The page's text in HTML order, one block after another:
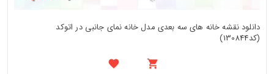
دانلود نقشه خانه های سه بعدی مدل خانه نمای جانبی در اتوکد
(کد130844)